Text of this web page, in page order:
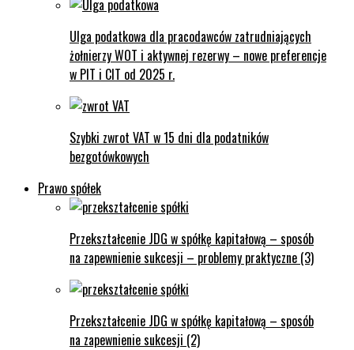
Ulga podatkowa dla pracodawców zatrudniających
żołnierzy WOT i aktywnej rezerwy – nowe preferencje
w PIT i CIT od 2025 r.
Szybki zwrot VAT w 15 dni dla podatników
bezgotówkowych
Prawo spółek
Przekształcenie JDG w spółkę kapitałową – sposób
na zapewnienie sukcesji – problemy praktyczne (3)
Przekształcenie JDG w spółkę kapitałową – sposób
na zapewnienie sukcesji (2)